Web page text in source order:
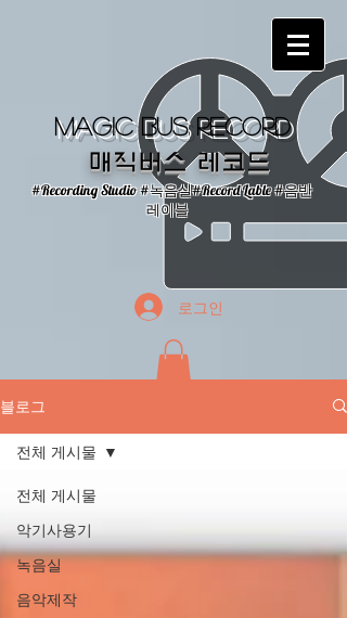
Magic Bus Record
매직버스 레코드
#Recording Studio #녹음실#Record Lable #음반
레이블
로그인
블로그
전체 게시물
악기사용기
녹음실
음악제작
전체 게시물